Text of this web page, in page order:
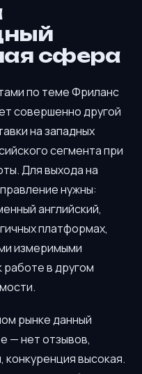
сфера
по теме Фриланс
совершенно другой
на западных
сегмента при
Для выхода на
нужны:
английский,
платформах,
измеримыми
работе в другом
рынке данный
— нет отзывов,
конкуренция высокая.